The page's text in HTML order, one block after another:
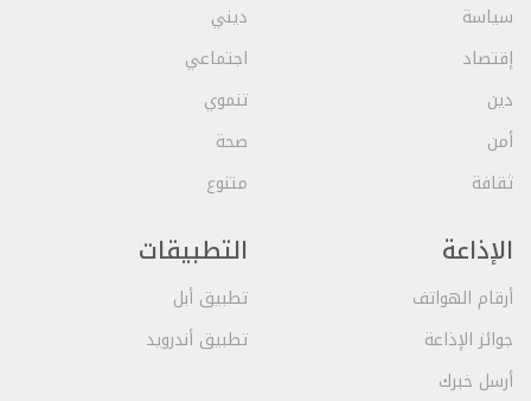
سياسة
إقتصاد
دين
أمن
ثقافة
ديني
اجتماعي
تنموي
صحة
متنوع
الإذاعة
أرقام الهواتف
جوائز الإذاعة
أرسل خبرك
التطبيقات
تطبيق أبل
تطبيق أندرويد